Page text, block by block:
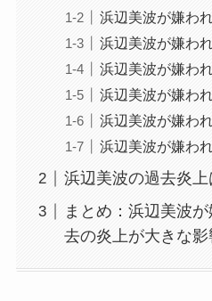
浜辺美波が嫌わ
浜辺美波が嫌わ
浜辺美波が嫌わ
浜辺美波が嫌わ
浜辺美波が嫌わ
浜辺美波が嫌わ
浜辺美波の過去炎上
まとめ：浜辺美波
去の炎上が大きな